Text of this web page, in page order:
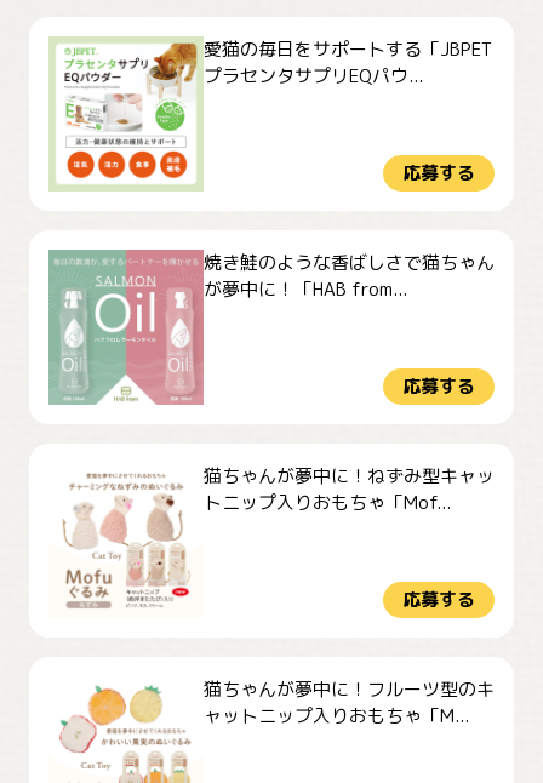
愛猫の毎日をサポートする「JBPET
プラセンタサプリEQパウ...
応募する
焼き鮭のような香ばしさで猫ちゃん
が夢中に！「HAB from...
応募する
猫ちゃんが夢中に！ねずみ型キャッ
トニップ入りおもちゃ「Mof...
応募する
猫ちゃんが夢中に！フルーツ型のキ
ャットニップ入りおもちゃ「M...